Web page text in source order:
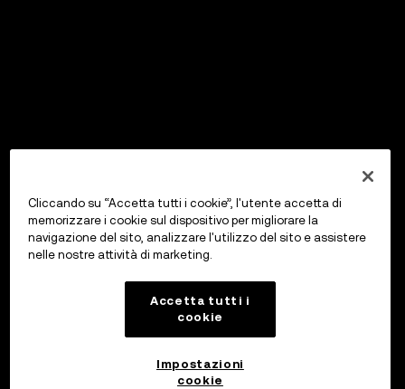
Cliccando su “Accetta tutti i cookie”, l'utente accetta di
memorizzare i cookie sul dispositivo per migliorare la
navigazione del sito, analizzare l'utilizzo del sito e assistere
nelle nostre attività di marketing.
Accetta tutti i
cookie
Impostazioni
cookie